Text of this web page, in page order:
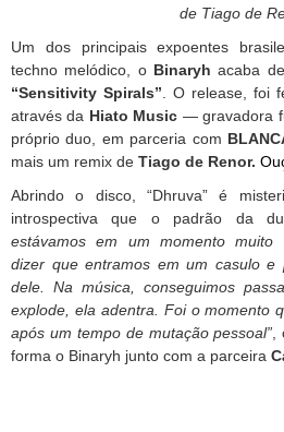
de Tiago de
Um dos principais expoentes
techno melódico, o Binaryh acaba
“Sensitivity Spirals” . O release, foi
através da Hiato Music — gravadora
próprio duo, em parceria com
mais um remix de Tiago de Renor.
Abrindo o disco, “Dhruva” é
introspectiva que o padrão da
estávamos em um momento muito
dizer que entramos em um casulo e
dele. Na música, conseguimos
explode, ela adentra. Foi o momento
após um tempo de mutação pessoal”
forma o Binaryh junto com a parceira